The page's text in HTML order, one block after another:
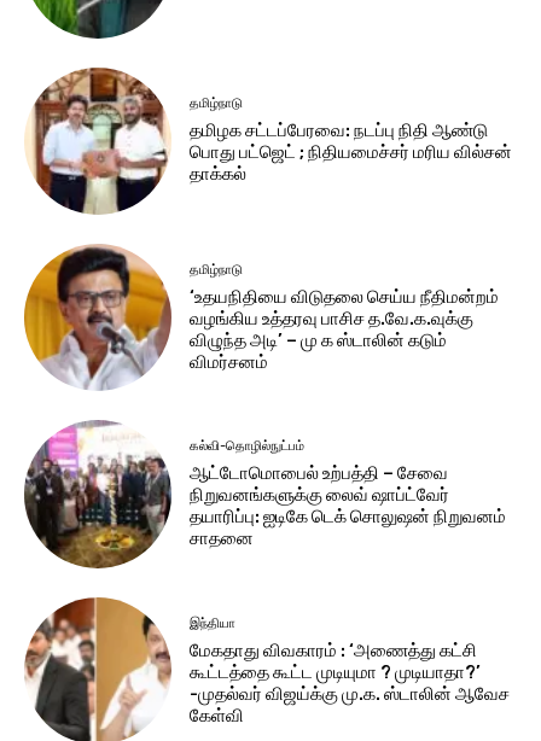
தமிழ்நாடு
தமிழக சட்டப்பேரவை: நடப்பு நிதி ஆண்​டு
பொது பட்ஜெட் ; நிதியமைச்சர் மரிய வில்சன்
தாக்​கல்
தமிழ்நாடு
‘உதயநிதியை விடுதலை செய்ய நீதிமன்றம்
வழங்கிய உத்தரவு பாசிச த.வே.க.வுக்கு
விழுந்த அடி’ – மு க ஸ்டாலின் கடும்
விமர்சனம்
கல்வி-தொழில்நுட்பம்
ஆட்டோமொபைல் உற்பத்தி – சேவை
நிறுவனங்களுக்கு லைவ் ஷாப்ட்வேர்
தயாரிப்பு: ஐடிகே டெக் சொலுஷன் நிறுவனம்
சாதனை
இந்தியா
மேகதாது விவகாரம் : ‘அணைத்து கட்சி
கூட்டத்தை கூட்ட முடியுமா ? முடியாதா?’
-முதல்வர் விஜய்க்கு மு.க. ஸ்டாலின் ஆவேச
கேள்வி